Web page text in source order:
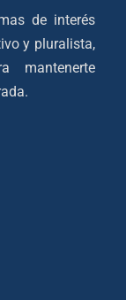
de interés
y pluralista,
mantenerte